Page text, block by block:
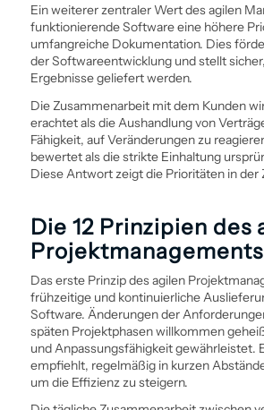
Ein weiterer zentraler Wert des agilen
funktionierende Software eine höhere
umfangreiche Dokumentation. Dies
der Software­entwicklung und stellt
Ergebnisse geliefert werden.
Die Zusammenarbeit mit dem Kunden
erachtet als die Aushandlung von
Fähigkeit, auf Veränderungen zu
bewertet als die strikte Einhaltung
Diese Antwort zeigt die Prioritäten in der
Die 12 Prinzipien des
Projekt­managements
Das erste Prinzip des agilen
frühzeitige und kontinuierliche
Software. Änderungen der
späten Projektphasen willkommen
und Anpassungsfähigkeit gewährleistet.
empfiehlt, regelmäßig in kurzen
um die Effizienz zu steigern.